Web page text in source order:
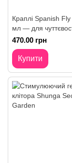
Краплі Spanish
мл — для
енергії
470.00 грн
Купити